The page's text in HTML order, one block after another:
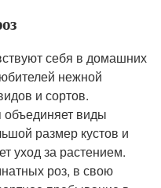
себя в домашних
нежной
и сортов.
объединяет виды
размер кустов и
уход за растением.
роз, в свою